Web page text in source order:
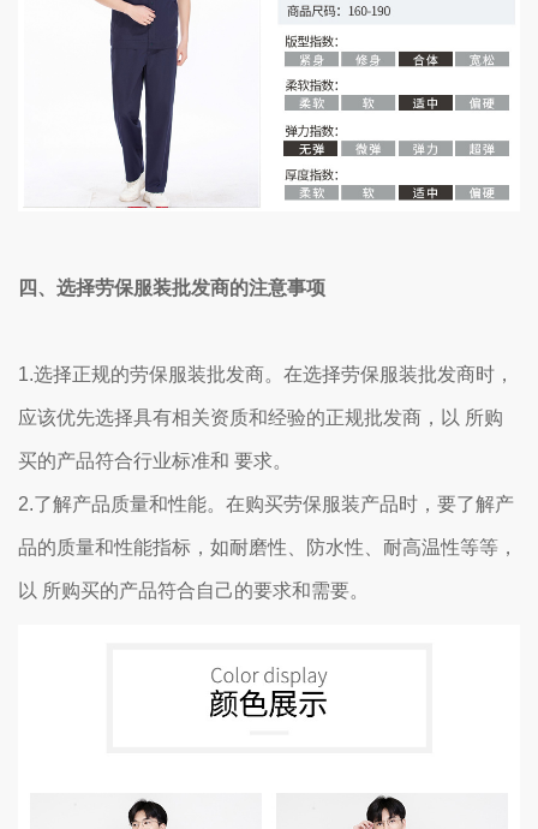
四、选择劳保服装批发商的注意事项
1.选择正规的劳保服装批发商。在选择劳保服装批发商时，
应该优先选择具有相关资质和经验的正规批发商，以 所购
买的产品符合行业标准和 要求。
2.了解产品质量和性能。在购买劳保服装产品时，要了解产
品的质量和性能指标，如耐磨性、防水性、耐高温性等等，
以 所购买的产品符合自己的要求和需要。